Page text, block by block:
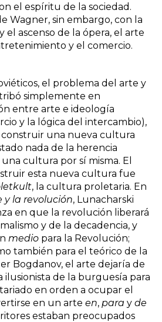
el espíritu de la sociedad.
Wagner, sin embargo, con la
el ascenso de la ópera, el arte
y el comercio.
el problema del arte y
simplemente en
entre arte e ideología
y la lógica del intercambio),
una nueva cultura
nada de la herencia
cultura por sí misma. El
esta nueva cultura fue
, la cultura proletaria. En
y la revolución, Lunacharski
en que la revolución liberará
y de la decadencia, y
medio para la Revolución;
también para el teórico de la
Bogdanov, el arte dejaría de
de la burguesía para
en orden a ocupar el
en un arte en, para y de
estaban preocupados